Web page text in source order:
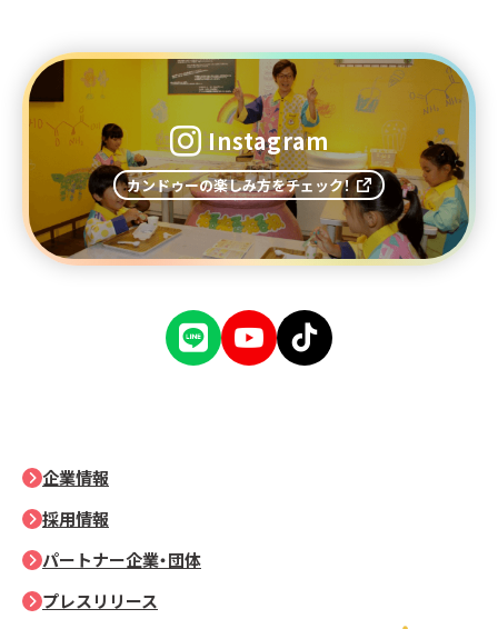
Instagram
カンドゥーの楽しみ方をチェック！
企業情報
採用情報
パートナー企業・団体
プレスリリース